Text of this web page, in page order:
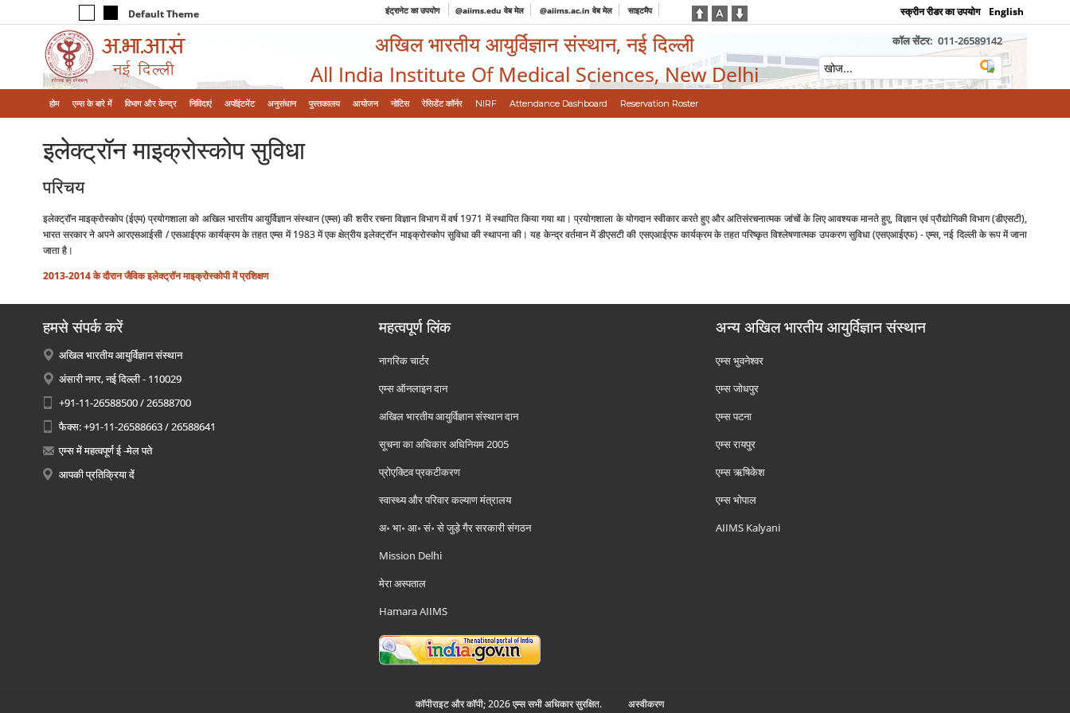
Default Theme इंट्रानेट का उपयोग @aiims.edu वेब मेल @aiims.ac.in वेब मेल साइटमैप स्क्रीन रीडर का उपयोग English
अखिल भारतीय आयुर्विज्ञान संस्थान, नई दिल्ली
All India Institute Of Medical Sciences, New Delhi
कॉल सेंटर: 011-26589142
होम एम्‍स के बारे में विभाग और केन्‍द्र निविदाएं अपॉइंटमेंट अनुसंधान पुस्तकालय आयोजन नोटिस रेसिडेंट कॉर्नर NIRF Attendance Dashboard Reservation Roster
इलेक्‍ट्रॉन माइक्रोस्‍कोप सुविधा
परिचय
इलेक्ट्रॉन माइक्रोस्कोप (ईएम) प्रयोगशाला को अखिल भारतीय आयुर्विज्ञान संस्थान (एम्स) की शरीर रचना विज्ञान विभाग में वर्ष 1971 में स्थापित किया गया था। प्रयोगशाला के योगदान स्वीकार करते हुए और अतिसंरचनात्मक जांचों के लिए आवश्‍यक मानते हुए, विज्ञान एवं प्रौद्योगिकी विभाग (डीएसटी),
भारत सरकार ने अपने आरएसआईसी / एसआईएफ कार्यक्रम के तहत एम्स में 1983 में एक क्षेत्रीय इलेक्ट्रॉन माइक्रोस्कोप सुविधा की स्थापना की। यह केन्द्र वर्तमान में डीएसटी की एसएआईएफ कार्यक्रम के तहत परिष्कृत विश्लेषणात्मक उपकरण सुविधा (एसएआईएफ) - एम्स, नई दिल्ली के रूप में जाना
जाता है।
2013-2014 के दौरान जैविक इलेक्‍ट्रॉन माइक्रोस्‍कोपी में प्रशिक्षण
हमसे संपर्क करें
अखिल भारतीय आयुर्विज्ञान संस्थान
अंसारी नगर, नई दिल्ली - 110029
+91-11-26588500 / 26588700
फैक्स: +91-11-26588663 / 26588641
एम्स में महत्वपूर्ण ई -मेल पते
आपकी प्रतिक्रिया दें
महत्वपूर्ण लिंक
नागरिक चार्टर
एम्स ऑनलाइन दान
अखिल भारतीय आयुर्विज्ञान संस्थान दान
सूचना का अधिकार अधिनियम 2005
प्रोएक्टिव प्रकटीकरण
स्वास्थ्य और परिवार कल्याण मंत्रालय
अ॰ भा॰ आ॰ सं॰ से जुड़े गैर सरकारी संगठन
Mission Delhi
मेरा अस्पताल
Hamara AIIMS
अन्य अखिल भारतीय आयुर्विज्ञान संस्थान
एम्‍स भुवनेश्वर
एम्‍स जोधपुर
एम्‍स पटना
एम्‍स रायपुर
एम्‍स ऋषिकेश
एम्‍स भोपाल
AIIMS Kalyani
कॉपीराइट और कॉपी; 2026 एम्स सभी अधिकार सुरक्षित. अस्‍वीकरण